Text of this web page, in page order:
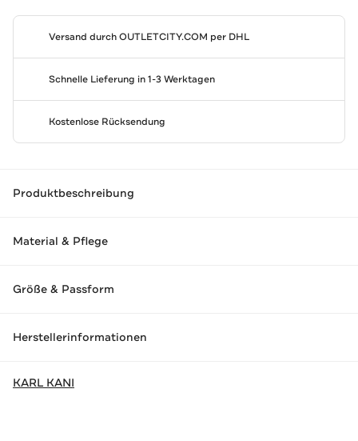
Versand durchOUTLETCITY.COM per DHL
Schnelle Lieferung in 1-3 Werktagen
Kostenlose Rücksendung
Produktbeschreibung
Material & Pflege
Größe & Passform
Herstellerinformationen
KARL KANI